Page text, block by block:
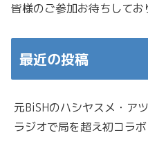
皆様のご参加お待ちしてお
最近の投稿
元BiSHのハシヤスメ・ア
ラジオで局を超え初コラボ